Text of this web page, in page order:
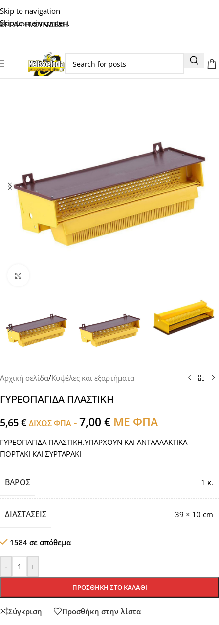
Skip to navigation
Skip to main content
ΕΓΓΑΦΗ/ΣΥΝΔΕΣΗ
Αρχική σελίδα/Κυψέλες και εξαρτήματα
ΓΥΡΕΟΠΑΓΙΔΑ ΠΛΑΣΤΙΚΗ
5,65€ ΔΙΧΩΣ ΦΠΑ -7,00€ ΜΕ ΦΠΑ
ΓΥΡΕΟΠΑΓΙΔΑ ΠΛΑΣΤΙΚΗ.ΥΠΑΡΧΟΥΝ ΚΑΙ ΑΝΤΑΛΛΑΚΤΙΚΑ
ΠΟΡΤΑΚΙ ΚΑΙ ΣΥΡΤΑΡΑΚΙ
ΒΆΡΟΣ 1 κ.
ΔΙΑΣΤΆΣΕΙΣ 39 × 10 cm
1584 σε απόθεμα
- +
ΠΡΟΣΘΉΚΗ ΣΤΟ ΚΑΛΆΘΙ
Σύγκριση Προσθήκη στην λίστα